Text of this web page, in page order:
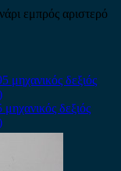
εμπρός αριστερό
δεξιός